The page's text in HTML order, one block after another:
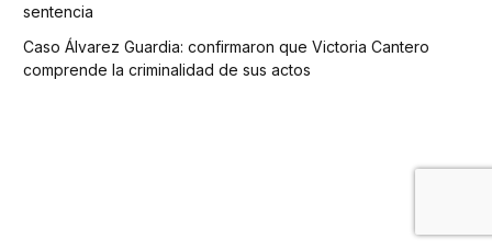
sentencia
Caso Álvarez Guardia: confirmaron que Victoria Cantero
comprende la criminalidad de sus actos